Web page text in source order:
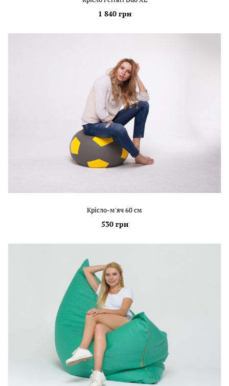
1 840 грн
Крісло-м'яч 60 см
530 грн